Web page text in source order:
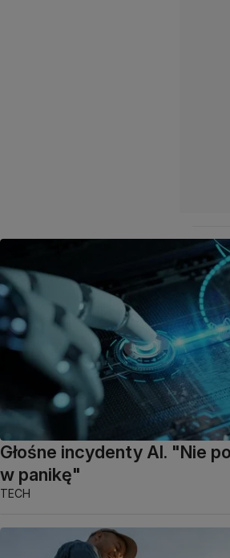
Głośne incydenty AI. "Nie
w panikę"
TECH